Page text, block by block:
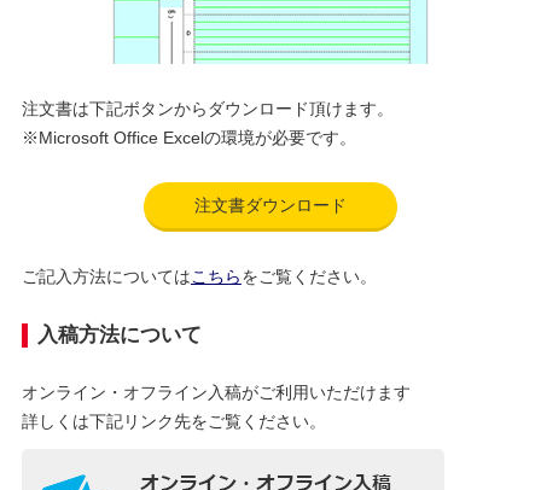
注文書は下記ボタンからダウンロード頂けます。
※Microsoft Office Excelの環境が必要です。
注文書ダウンロード
ご記入方法についてはこちらをご覧ください。
入稿方法について
オンライン・オフライン入稿がご利用いただけます
詳しくは下記リンク先をご覧ください。